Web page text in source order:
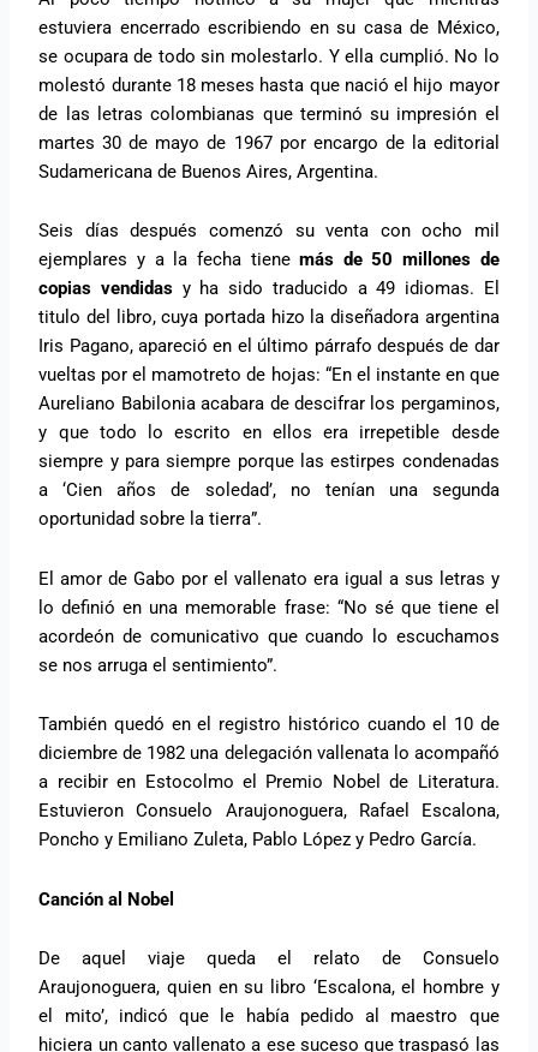
estuviera encerrado escribiendo en su casa de México,
se ocupara de todo sin molestarlo. Y ella cumplió. No lo
molestó durante 18 meses hasta que nació el hijo mayor
de las letras colombianas que terminó su impresión el
martes 30 de mayo de 1967 por encargo de la editorial
Sudamericana de Buenos Aires, Argentina.
Seis días después comenzó su venta con ocho mil
ejemplares y a la fecha tienemás de 50 millones de
copias vendidas y ha sido traducido a 49 idiomas. El
titulo del libro, cuya portada hizo la diseñadora argentina
Iris Pagano, apareció en el último párrafo después de dar
vueltas por el mamotreto de hojas: “En el instante en que
Aureliano Babilonia acabara de descifrar los pergaminos,
y que todo lo escrito en ellos era irrepetible desde
siempre y para siempre porque las estirpes condenadas
a ‘Cien años de soledad’, no tenían una segunda
oportunidad sobre la tierra”.
El amor de Gabo por el vallenato era igual a sus letras y
lo definió en una memorable frase: “No sé que tiene el
acordeón de comunicativo que cuando lo escuchamos
se nos arruga el sentimiento”.
También quedó en el registro histórico cuando el 10 de
diciembre de 1982 una delegación vallenata lo acompañó
a recibir en Estocolmo el Premio Nobel de Literatura.
Estuvieron Consuelo Araujonoguera, Rafael Escalona,
Poncho y Emiliano Zuleta, Pablo López y Pedro García.
Canción al Nobel
De aquel viaje queda el relato de Consuelo
Araujonoguera, quien en su libro ‘Escalona, el hombre y
el mito’, indicó que le había pedido al maestro que
hiciera un canto vallenato a ese suceso que traspasó las